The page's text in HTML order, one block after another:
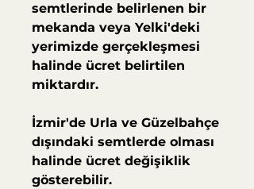
semtlerinde belirlenen bir
mekanda veya Yelki'deki
yerimizde gerçekleşmesi
halinde ücret belirtilen
miktardır.
İzmir'de Urla ve Güzelbahçe
dışındaki semtlerde olması
halinde ücret değişiklik
gösterebilir.